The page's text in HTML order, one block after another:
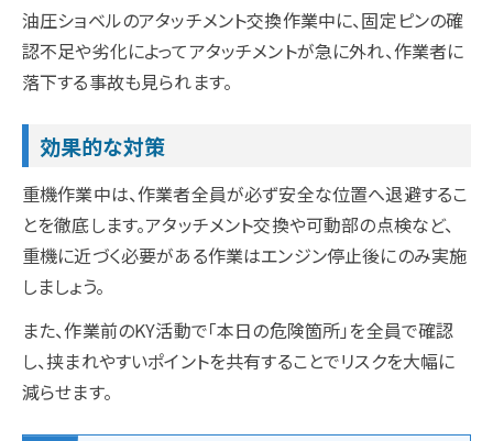
油圧ショベルのアタッチメント交換作業中に、固定ピンの確
認不足や劣化によってアタッチメントが急に外れ、作業者に
落下する事故も見られます。
効果的な対策
重機作業中は、作業者全員が必ず安全な位置へ退避するこ
とを徹底します。アタッチメント交換や可動部の点検など、
重機に近づく必要がある作業はエンジン停止後にのみ実施
しましょう。
また、作業前のKY活動で「本日の危険箇所」を全員で確認
し、挟まれやすいポイントを共有することでリスクを大幅に
減らせます。